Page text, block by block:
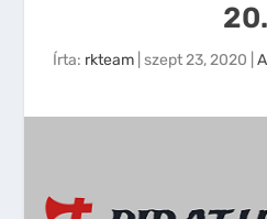
20.
Írta: rkteam szept 23, 2020